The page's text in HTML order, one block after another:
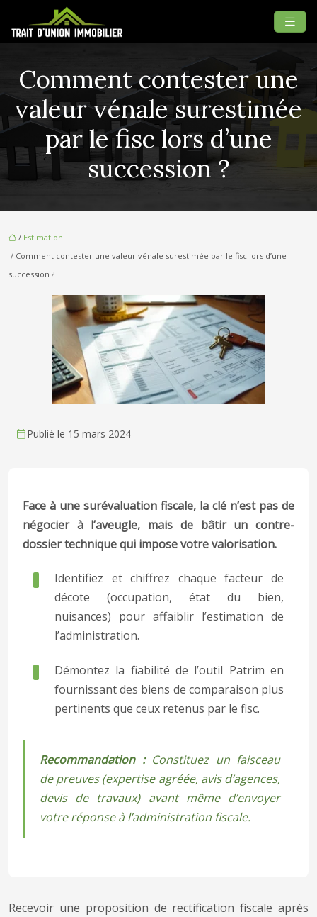
Comment contester une
valeur vénale surestimée
par le fisc lors d’une
succession ?
/ Estimation
/ Comment contester une valeur vénale surestimée par le fisc lors d’une
succession ?
Publié le 15 mars 2024
Face à une surévaluation fiscale, la clé n’est pas de
négocier à l’aveugle, mais de bâtir un contre-
dossier technique qui impose votre valorisation.
Identifiez et chiffrez chaque facteur de
décote (occupation, état du bien,
nuisances) pour affaiblir l’estimation de
l’administration.
Démontez la fiabilité de l’outil Patrim en
fournissant des biens de comparaison plus
pertinents que ceux retenus par le fisc.
Recommandation :Constituez un faisceau
de preuves (expertise agréée, avis d’agences,
devis de travaux) avant même d’envoyer
votre réponse à l’administration fiscale.
Recevoir une proposition de rectification fiscale après